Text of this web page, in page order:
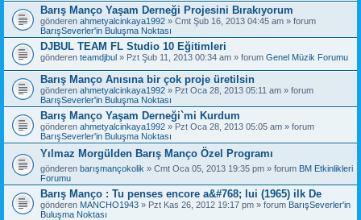
Barış Manço Yaşam Derneği Projesini Bırakıyorum
gönderen ahmetyalcinkaya1992 » Cmt Şub 16, 2013 04:45 am » forum
BarışSeverler'in Buluşma Noktası
DJBUL TEAM FL Studio 10 Eğitimleri
gönderen teamdjbul » Pzt Şub 11, 2013 00:34 am » forum Genel Müzik Forumu
Barış Manço Anısına bir çok proje üretilsin
gönderen ahmetyalcinkaya1992 » Pzt Oca 28, 2013 05:11 am » forum
BarışSeverler'in Buluşma Noktası
Barış Manço Yaşam Derneği`mi Kurdum
gönderen ahmetyalcinkaya1992 » Pzt Oca 28, 2013 05:05 am » forum
BarışSeverler'in Buluşma Noktası
Yılmaz Morgülden Barış Manço Özel Programı
gönderen barışmançokolik » Cmt Oca 05, 2013 19:35 pm » forum BM Etkinlikleri
Forumu
Barış Manço : Tu penses encore a&#768; lui (1965) ilk De
gönderen MANCHO1943 » Pzt Kas 26, 2012 19:17 pm » forum BarışSeverler'in
Buluşma Noktası